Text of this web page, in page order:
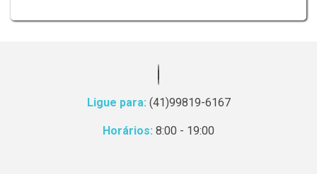
Ligue para: (41)99819-6167
Horários: 8:00 - 19:00